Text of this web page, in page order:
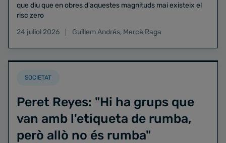
que diu que en obres d'aquestes magnituds mai existeix el
risc zero
24 juliol 2026
Guillem Andrés, Mercè Raga
SOCIETAT
Peret Reyes: "Hi ha grups que
van amb l'etiqueta de rumba,
però allò no és rumba"